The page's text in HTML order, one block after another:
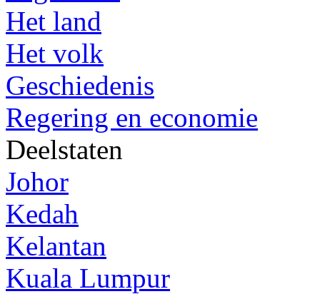
Het land
Het volk
Geschiedenis
Regering en economie
Deelstaten
Johor
Kedah
Kelantan
Kuala Lumpur